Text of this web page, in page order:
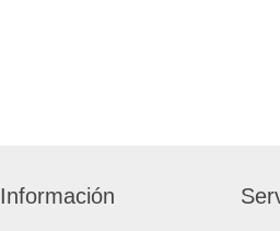
Información